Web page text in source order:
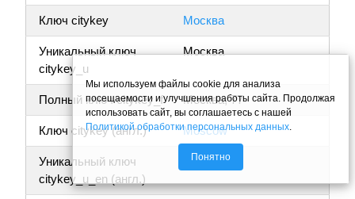
Ключ citykey Москва
Уникальный ключ
citykey_u
Москва
Полный ключ citykey_f Москва, 77
Ключ citykey (англ.) Moscow
Уникальный ключ
citykey_u_en (англ.)
Moscow
Мы используем файлы cookie для анализа
посещаемости и улучшения работы сайта. Продолжая
использовать сайт, вы соглашаетесь с нашей
Политикой обработки персональных данных.
Понятно